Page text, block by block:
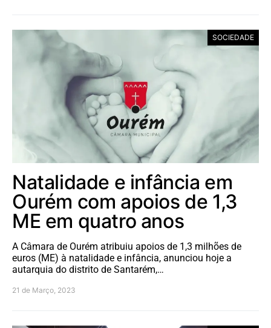
SOCIEDADE
Natalidade e infância em
Ourém com apoios de 1,3
ME em quatro anos
A Câmara de Ourém atribuiu apoios de 1,3 milhões de
euros (ME) à natalidade e infância, anunciou hoje a
autarquia do distrito de Santarém,…
21 de Março, 2023